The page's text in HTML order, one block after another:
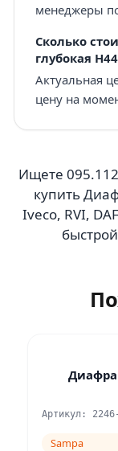
менеджеры
Сколько
глубокая
Актуальная
цену на
Ищете
купить
Iveco, RVI,
Артикул:
Sampa